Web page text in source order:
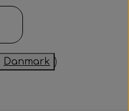
Danmark )